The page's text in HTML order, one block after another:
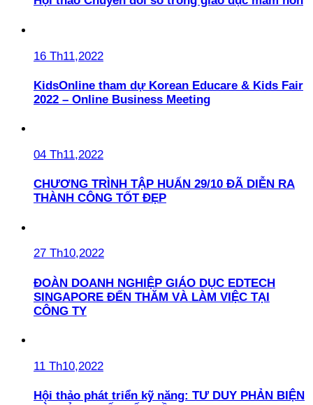
16 Th11,2022
KidsOnline tham dự Korean Educare & Kids Fair
2022 – Online Business Meeting
04 Th11,2022
CHƯƠNG TRÌNH TẬP HUẤN 29/10 ĐÃ DIỄN RA
THÀNH CÔNG TỐT ĐẸP
27 Th10,2022
ĐOÀN DOANH NGHIỆP GIÁO DỤC EDTECH
SINGAPORE ĐẾN THĂM VÀ LÀM VIỆC TẠI
CÔNG TY
11 Th10,2022
Hội thảo phát triển kỹ năng: TƯ DUY PHẢN BIỆN